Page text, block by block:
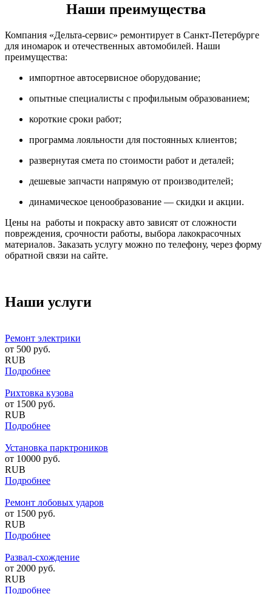
Наши преимущества
Компания «Дельта-сервис» ремонтирует в Санкт-Петербурге
для иномарок и отечественных автомобилей. Наши
преимущества:
импортное автосервисное оборудование;
опытные специалисты с профильным образованием;
короткие сроки работ;
программа лояльности для постоянных клиентов;
развернутая смета по стоимости работ и деталей;
дешевые запчасти напрямую от производителей;
динамическое ценообразование — скидки и акции.
Цены на работы и покраску авто зависят от сложности
повреждения, срочности работы, выбора лакокрасочных
материалов. Заказать услугу можно по телефону, через форму
обратной связи на сайте.
Наши услуги
Ремонт электрики
от 500 руб.
RUB
Подробнее
Рихтовка кузова
от 1500 руб.
RUB
Подробнее
Установка парктроников
от 10000 руб.
RUB
Подробнее
Ремонт лобовых ударов
от 1500 руб.
RUB
Подробнее
Развал-схождение
от 2000 руб.
RUB
Подробнее